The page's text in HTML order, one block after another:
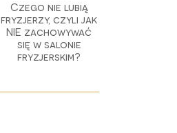
Czego nie lubią
fryzjerzy, czyli jak
NIE zachowywać
się w salonie
fryzjerskim?